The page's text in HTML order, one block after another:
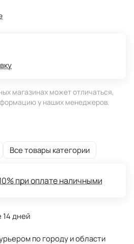
магазинах может отличаться,
у наших менеджеров.
Все товары категории
при оплате наличными
14 дней
по городу и области